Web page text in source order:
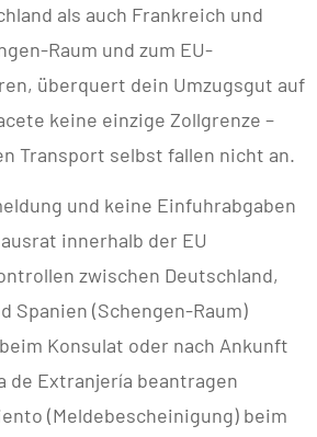
als auch Frankreich und
Raum und zum EU-
überquert dein Umzugsgut auf
keine einzige Zollgrenze –
Transport selbst fallen nicht an.
und keine Einfuhrabgaben
innerhalb der EU
zwischen Deutschland,
Spanien (Schengen-Raum)
Konsulat oder nach Ankunft
de Extranjería beantragen
(Meldebescheinigung) beim